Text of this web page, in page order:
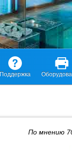
Поддержка
По мнению